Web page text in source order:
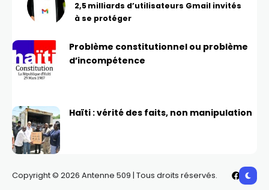
2,5 milliards d’utilisateurs Gmail invités
à se protéger
Problème constitutionnel ou problème
d’incompétence
Haïti : vérité des faits, non manipulation
Copyright © 2026 Antenne 509 | Tous droits réservés.